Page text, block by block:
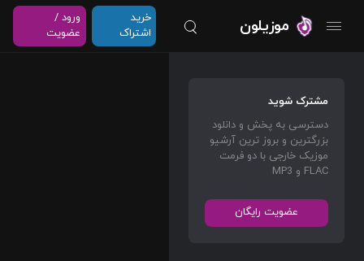
موزیلون
خرید
اشتراک
ورود /
عضویت
مشترک شوید
دسترسی به پخش و دانلود
بزرگترین و بروز ترین آرشیو
موزیک خارجی با دو فرمت
FLAC و MP3
عضویت رایگان